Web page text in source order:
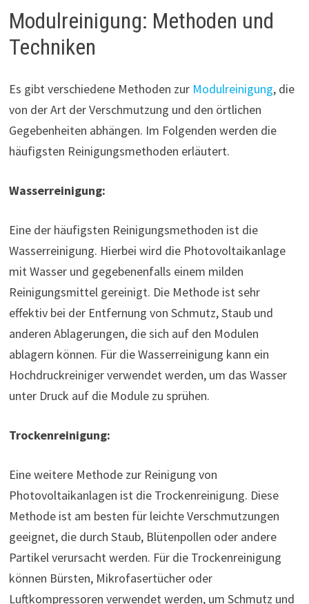
Modulreinigung: Methoden und
Techniken
Es gibt verschiedene Methoden zur Modulreinigung, die
von der Art der Verschmutzung und den örtlichen
Gegebenheiten abhängen. Im Folgenden werden die
häufigsten Reinigungsmethoden erläutert.
Wasserreinigung:
Eine der häufigsten Reinigungsmethoden ist die
Wasserreinigung. Hierbei wird die Photovoltaikanlage
mit Wasser und gegebenenfalls einem milden
Reinigungsmittel gereinigt. Die Methode ist sehr
effektiv bei der Entfernung von Schmutz, Staub und
anderen Ablagerungen, die sich auf den Modulen
ablagern können. Für die Wasserreinigung kann ein
Hochdruckreiniger verwendet werden, um das Wasser
unter Druck auf die Module zu sprühen.
Trockenreinigung:
Eine weitere Methode zur Reinigung von
Photovoltaikanlagen ist die Trockenreinigung. Diese
Methode ist am besten für leichte Verschmutzungen
geeignet, die durch Staub, Blütenpollen oder andere
Partikel verursacht werden. Für die Trockenreinigung
können Bürsten, Mikrofasertücher oder
Luftkompressoren verwendet werden, um Schmutz und